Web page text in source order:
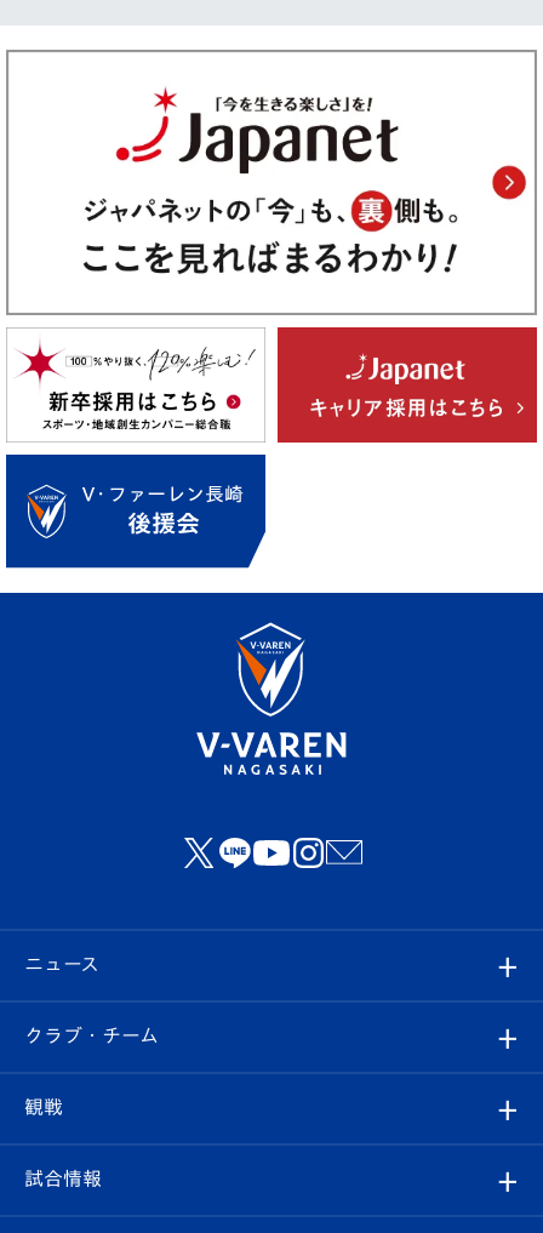
ニュース
すべて
クラブ
試合情報
クラブ・チーム
クラブ概要
観戦
観戦ルール
試合情報